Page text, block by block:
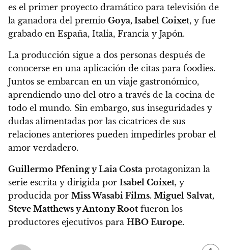
es el primer proyecto dramático para televisión de
la ganadora del premio Goya, Isabel Coixet, y fue
grabado en España, Italia, Francia y Japón.
La producción sigue a dos personas después de
conocerse en una aplicación de citas para foodies.
Juntos se embarcan en un viaje gastronómico,
aprendiendo uno del otro a través de la cocina de
todo el mundo. Sin embargo, sus inseguridades y
dudas alimentadas por las cicatrices de sus
relaciones anteriores pueden impedirles probar el
amor verdadero.
Guillermo Pfening y Laia Costa protagonizan la
serie escrita y dirigida por Isabel Coixet, y
producida por Miss Wasabi Films. Miguel Salvat,
Steve Matthews y Antony Root fueron los
productores ejecutivos para HBO Europe.